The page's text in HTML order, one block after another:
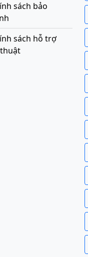
sách bảo
sách hỗ trợ